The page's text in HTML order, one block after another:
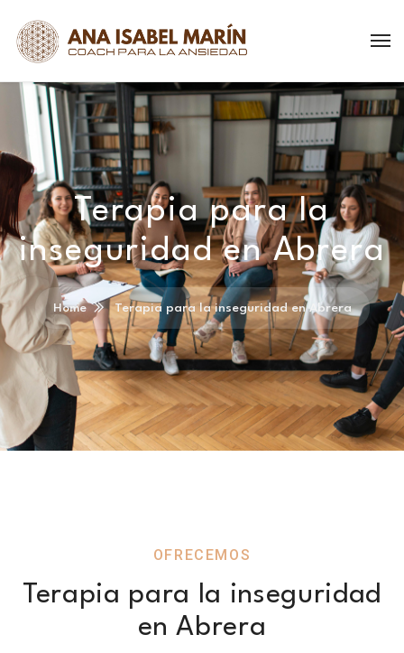
Terapia para la
inseguridad en Abrera
Home Terapia para la inseguridad en Abrera
OFRECEMOS
Terapia para la inseguridad
en Abrera